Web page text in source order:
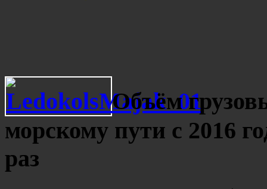
Объём
морскому пути с 2016
раз